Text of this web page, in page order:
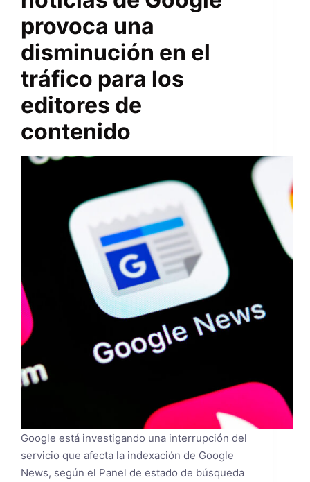
provoca una
disminución en el
tráfico para los
editores de
contenido
Google está investigando una interrupción del
servicio que afecta la indexación de Google
News, según el Panel de estado de búsqueda